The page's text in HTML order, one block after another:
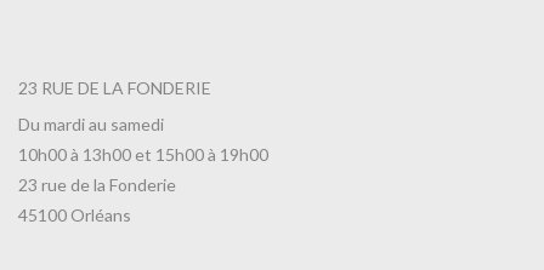
23 RUE DE LA FONDERIE
Du mardi au samedi
10h00 à 13h00 et 15h00 à 19h00
23 rue de la Fonderie
45100 Orléans